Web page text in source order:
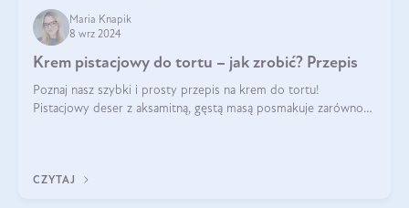
Maria Knapik
8 wrz 2024
Krem pistacjowy do tortu – jak zrobić? Przepis
Poznaj nasz szybki i prosty przepis na krem do tortu!
Pistacjowy deser z aksamitną, gęstą masą posmakuje zarówno
CZYTAJ